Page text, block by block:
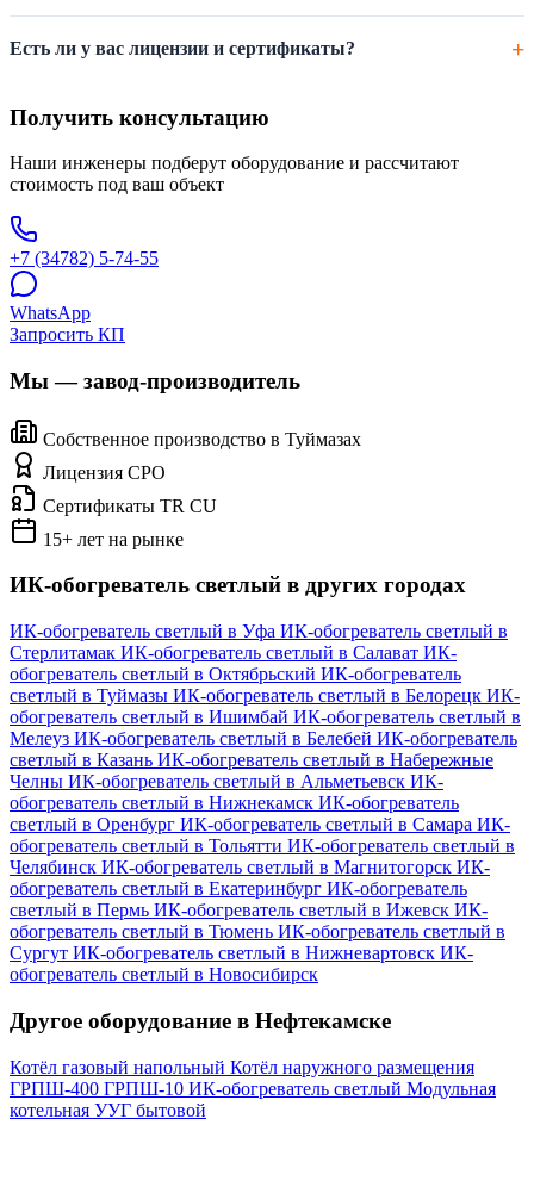
Есть ли у вас лицензии и сертификаты?
Получить консультацию
Наши инженеры подберут оборудование и рассчитают
стоимость под ваш объект
+7 (34782) 5-74-55
WhatsApp
Запросить КП
Мы — завод-производитель
Собственное производство в Туймазах
Лицензия СРО
Сертификаты TR CU
15+ лет на рынке
ИК-обогреватель светлый в других городах
ИК-обогреватель светлый в Уфа ИК-обогреватель светлый в
Стерлитамак ИК-обогреватель светлый в Салават ИК-
обогреватель светлый в Октябрьский ИК-обогреватель
светлый в Туймазы ИК-обогреватель светлый в Белорецк ИК-
обогреватель светлый в Ишимбай ИК-обогреватель светлый в
Мелеуз ИК-обогреватель светлый в Белебей ИК-обогреватель
светлый в Казань ИК-обогреватель светлый в Набережные
Челны ИК-обогреватель светлый в Альметьевск ИК-
обогреватель светлый в Нижнекамск ИК-обогреватель
светлый в Оренбург ИК-обогреватель светлый в Самара ИК-
обогреватель светлый в Тольятти ИК-обогреватель светлый в
Челябинск ИК-обогреватель светлый в Магнитогорск ИК-
обогреватель светлый в Екатеринбург ИК-обогреватель
светлый в Пермь ИК-обогреватель светлый в Ижевск ИК-
обогреватель светлый в Тюмень ИК-обогреватель светлый в
Сургут ИК-обогреватель светлый в Нижневартовск ИК-
обогреватель светлый в Новосибирск
Другое оборудование в Нефтекамске
Котёл газовый напольный Котёл наружного размещения
ГРПШ-400 ГРПШ-10 ИК-обогреватель светлый Модульная
котельная УУГ бытовой